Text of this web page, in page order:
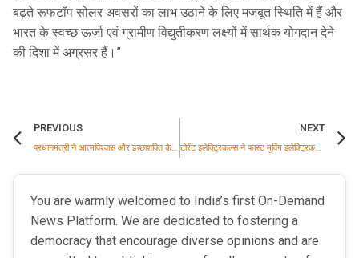
बढ़ते रूफटॉप सोलर अवसरों का लाभ उठाने के लिए मजबूत स्थिति में हैं और
भारत के स्वच्छ ऊर्जा एवं ग्रामीण विद्युतीकरण लक्ष्यों में सार्थक योगदान देने
की दिशा में अग्रसर हैं।”
PREVIOUS
प्रधानमंत्री ने आत्मविश्वास और इच्छाशक्ति के महत्व को दर्शाने वाला संस्कृत सुभाषितम् साझा किया
NEXT
टोरेंट इलेक्ट्रिकल्स ने फास्ट मूविंग इलेक्ट्रिकल गुड्स (FMEG) क्षेत्र में अपने व्यवसाय का विस्तार करते हुए महाराष्ट्र में बाजार में प्रवेश किया
You are warmly welcomed to India’s first On-Demand
News Platform. We are dedicated to fostering a
democracy that encourage diverse opinions and are